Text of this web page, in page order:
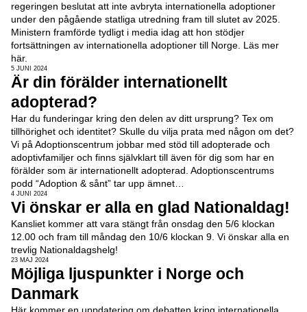
regeringen beslutat att inte avbryta internationella adoptioner
under den pågående statliga utredning fram till slutet av 2025.
Ministern framförde tydligt i media idag att hon stödjer
fortsättningen av internationella adoptioner till Norge. Läs mer
här.
5 JUNI 2024
Är din förälder internationellt
adopterad?
Har du funderingar kring den delen av ditt ursprung? Tex om
tillhörighet och identitet? Skulle du vilja prata med någon om det?
Vi på Adoptionscentrum jobbar med stöd till adopterade och
adoptivfamiljer och finns självklart till även för dig som har en
förälder som är internationellt adopterad. Adoptionscentrums
podd “Adoption & sånt” tar upp ämnet…
4 JUNI 2024
Vi önskar er alla en glad Nationaldag!
Kansliet kommer att vara stängt från onsdag den 5/6 klockan
12.00 och fram till måndag den 10/6 klockan 9. Vi önskar alla en
trevlig Nationaldagshelg!
23 MAJ 2024
Möjliga ljuspunkter i Norge och
Danmark